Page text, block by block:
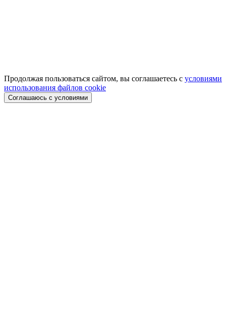
Продолжая пользоваться сайтом, вы соглашаетесь с условиями
использования файлов cookie
Соглашаюсь с условиями